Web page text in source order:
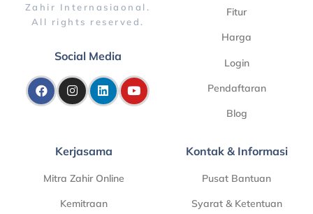
Zahir Internasiaonal.
All rights reserved.
Social Media
Fitur
Harga
Login
Pendaftaran
Blog
Kerjasama
Mitra Zahir Online
Kemitraan
Kontak & Informasi
Pusat Bantuan
Syarat & Ketentuan